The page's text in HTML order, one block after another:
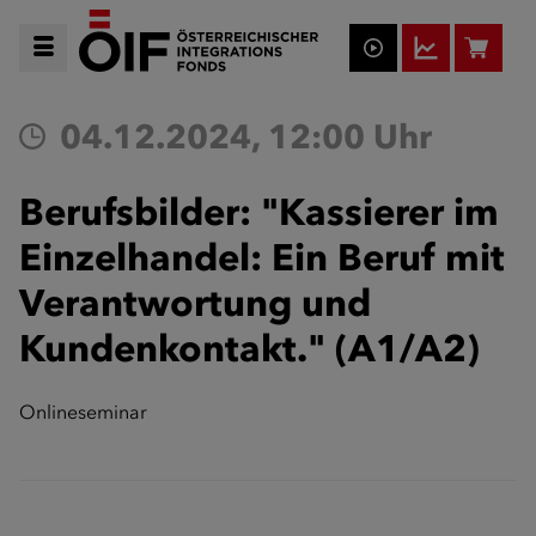
04.12.2024, 12:00 Uhr
Berufsbilder: "Kassierer im
Einzelhandel: Ein Beruf mit
Verantwortung und
Kundenkontakt." (A1/A2)
Onlineseminar